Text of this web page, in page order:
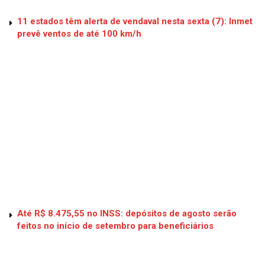
11 estados têm alerta de vendaval nesta sexta (7): Inmet
prevê ventos de até 100 km/h
Até R$ 8.475,55 no INSS: depósitos de agosto serão
feitos no início de setembro para beneficiários